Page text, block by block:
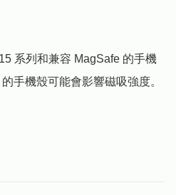
系列和兼容 MagSafe 的手機
手機殼可能會影響磁吸強度。